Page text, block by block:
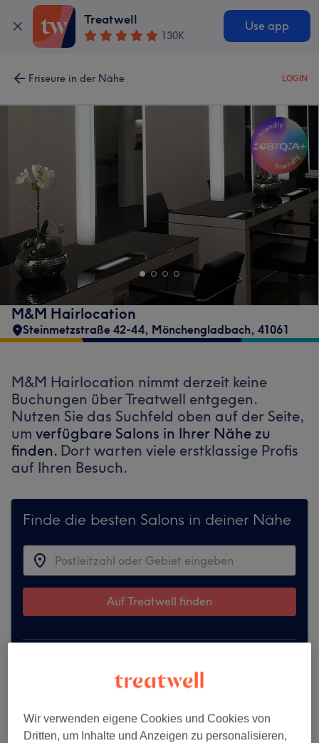
Treatwell
130K
Use app
Friseure in der Nähe LOGIN
M&M Hairlocation
Steinmetzstraße 42-44, Mönchengladbach, 41061
M&M Hairlocation nimmt derzeit keine
Buchungen über Treatwell entgegen.
Nutzen Sie das Suchfeld oben auf der Seite,
um verfügbare Salons in Ihrer Nähe zu
finden. Dort warten viele erstklassige Profis
auf Ihren Besuch.
Finde die besten Salons in deiner Nähe
Auf Treatwell finden
Wir verwenden eigene Cookies und Cookies von
Dritten, um Inhalte und Anzeigen zu personalisieren,